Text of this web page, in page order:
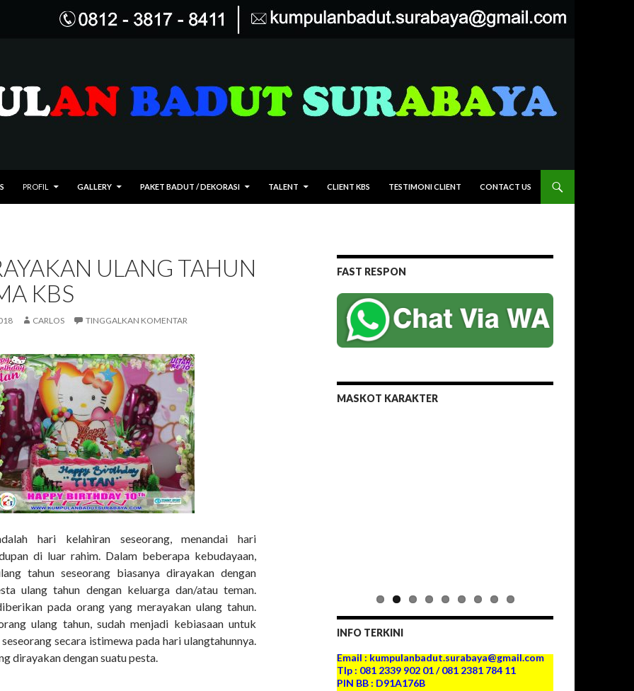
PROFIL GALLERY PAKET BADUT / DEKORASI TALENT CLIENT KBS TESTIMONI CLIENT CONTACT US
ULANG TAHUN
KBS
CARLOS TINGGALKAN KOMENTAR
hari kelahiran seseorang, menandai hari
di luar rahim. Dalam beberapa kebudayaan,
tahun seseorang biasanya dirayakan dengan
ulang tahun dengan keluarga dan/atau teman.
pada orang yang merayakan ulang tahun.
ulang tahun, sudah menjadi kebiasaan untuk
secara istimewa pada hari ulangtahunnya.
dirayakan dengan suatu pesta.
FAST RESPON
MASKOT KARAKTER
INFO TERKINI
Email : kumpulanbadut.surabaya@gmail.com
Tlp : 081 2339 902 01 / 081 2381 784 11
PIN BB : D91A176B